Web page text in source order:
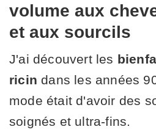
volume aux
et aux sourcils
J'ai découvert les
ricin dans les années
mode était d'avoir des
soignés et ultra-fins.